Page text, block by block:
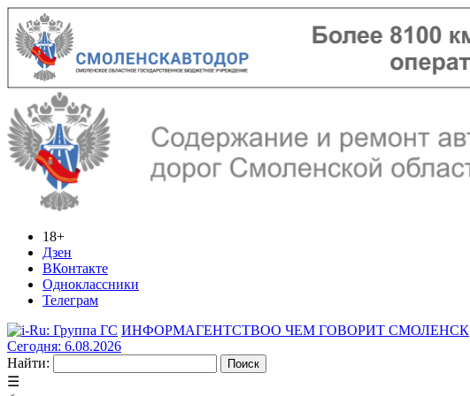
18+
Дзен
ВКонтакте
Одноклассники
Телеграм
ИНФОРМАГЕНТСТВОО ЧЕМ ГОВОРИТ СМОЛЕНСК
Сегодня: 6.08.2026
Найти:
☰